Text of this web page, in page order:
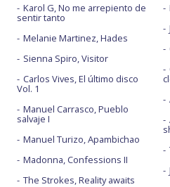
Karol G, No me arrepiento de
sentir tanto
Melanie Martinez, Hades
Sienna Spiro, Visitor
Carlos Vives, El último disco
Vol. 1
Manuel Carrasco, Pueblo
salvaje I
Manuel Turizo, Apambichao
Madonna, Confessions II
The Strokes, Reality awaits